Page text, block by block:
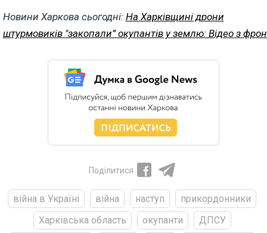
Новини Харкова сьогодні: На Харківщині дрони
штурмовиків "закопали” окупантів у землю: Відео з
Поділитися
війна в Україні війна наступ
прикордонники
Харківська область
окупанти
ДПСУ